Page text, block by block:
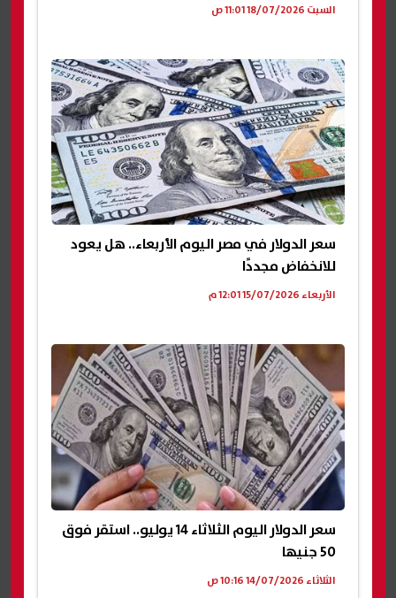
السبت 18/07/2026 11:01 ص
سعر الدولار في مصر اليوم الأربعاء.. هل يعود
للانخفاض مجددًا
الأربعاء 15/07/2026 12:01 م
سعر الدولار اليوم الثلاثاء 14 يوليو.. استقر فوق
50 جنيها
الثلاثاء 14/07/2026 10:16 ص